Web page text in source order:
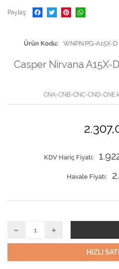
Paylaş
Ürün Kodu WNPN.PG-A15X-D
Casper Nirvana A15X-
CNA-CNB-CNC-CND-CNE
KDV Hariç Fiyatı
Havale Fiyatı
HIZLI